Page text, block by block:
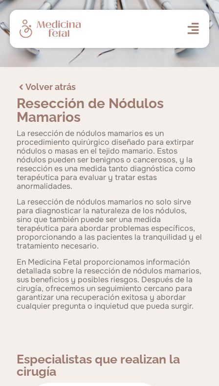
Volver atrás
Resección de Nódulos
Mamarios
La resección de nódulos mamarios es un
procedimiento quirúrgico diseñado para extirpar
nódulos o masas en el tejido mamario. Estos
nódulos pueden ser benignos o cancerosos, y la
resección es una medida tanto diagnóstica como
terapéutica para evaluar y tratar estas
anormalidades.
La resección de nódulos mamarios no solo sirve
para diagnosticar la naturaleza de los nódulos,
sino que también puede ser una medida
terapéutica para abordar problemas específicos,
proporcionando a las pacientes la tranquilidad y el
tratamiento necesario.
En Medicina Fetal proporcionamos información
detallada sobre la resección de nódulos mamarios,
sus beneficios y posibles riesgos. Después de la
cirugía, ofrecemos un seguimiento cercano para
garantizar una recuperación exitosa y abordar
cualquier pregunta o inquietud que pueda surgir.
Especialistas que realizan la
cirugía